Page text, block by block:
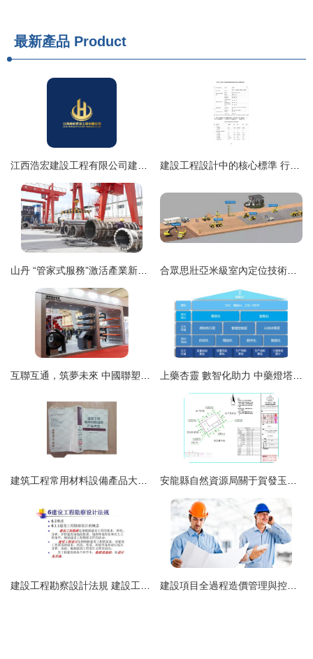
最新產品 Product
江西浩宏建設工程有限公司建設工程設計業務全解析 建設工程設計中的核心標準 行業工程設計專業配備與設計規模劃分解析
山丹 “管家式服務”激活產業新動能——在自然與未來之間設計用心管護之道 合眾思壯亞米級室內定位技術賦能北京新機場建設工程設計
互聯互通，筑夢未來 中國聯塑管道產品助力雄安新區千年大計建設 上藥杏靈 數智化助力 中藥燈塔工廠建設質量標桿再升級
建筑工程常用材料設備產品大全 支撐建設工程設計的實用指南 安龍縣自然資源局關于賀發玉農村住宅建設工程設計方案批前的公示
建設工程勘察設計法規 建設工程設計的法律遵循與實踐要義 建設項目全過程造價管理與控制在工程設計階段的關鍵實踐